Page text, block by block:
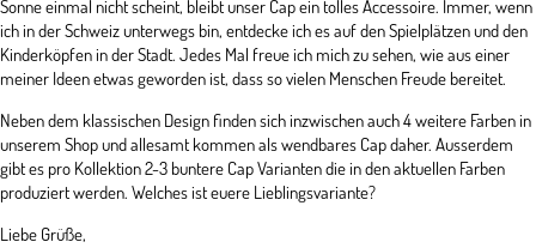
Sonne einmal nicht scheint, bleibt unser Cap ein tolles Accessoire. Immer, wenn
ich in der Schweiz unterwegs bin, entdecke ich es auf den Spielplätzen und den
Kinderköpfen in der Stadt. Jedes Mal freue ich mich zu sehen, wie aus einer
meiner Ideen etwas geworden ist, dass so vielen Menschen Freude bereitet.
Neben dem klassischen Design finden sich inzwischen auch 4 weitere Farben in
unserem Shop und allesamt kommen als wendbares Cap daher. Ausserdem
gibt es pro Kollektion 2-3 buntere Cap Varianten die in den aktuellen Farben
produziert werden. Welches ist euere Lieblingsvariante?
Liebe Grüße,